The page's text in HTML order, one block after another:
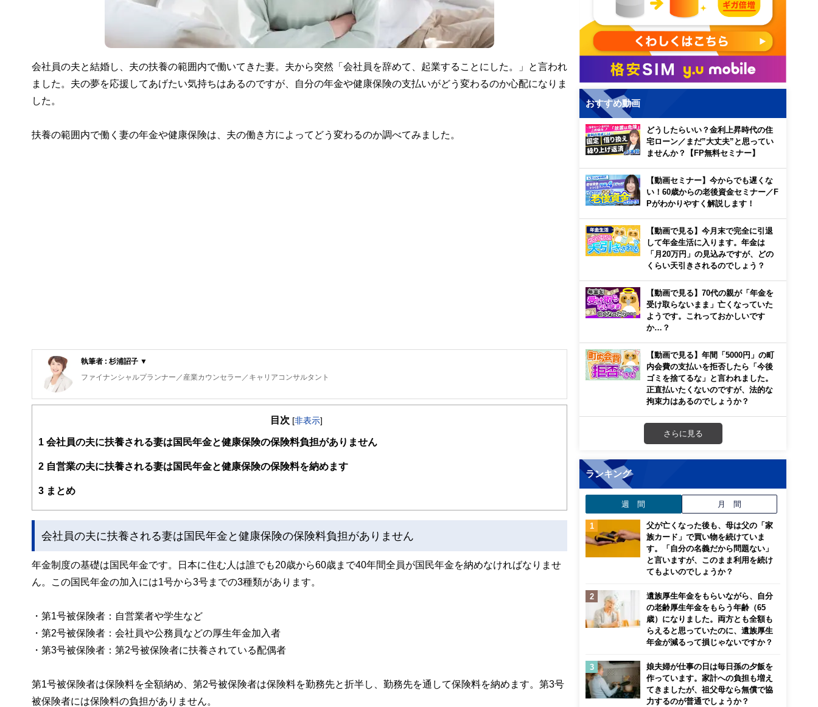
会社員の夫と結婚し、夫の扶養の範囲内で働いてきた妻。夫から突然「会社員を辞めて、起業することにした。」と言われ
ました。夫の夢を応援してあげたい気持ちはあるのですが、自分の年金や健康保険の支払いがどう変わるのか心配になりま
した。
扶養の範囲内で働く妻の年金や健康保険は、夫の働き方によってどう変わるのか調べてみました。
執筆者 : 杉浦詔子 ▼
ファイナンシャルプランナー／産業カウンセラー／キャリアコンサルタント
「働く人たちを応援するファイナンシャルプランナー／カウンセラー」として、働くことを考えている方からリタイアされた方を含めた働く人た
２０１３年よりファイナンシャルカウンセラーとして活動しています。
目次 [非表示]
1 会社員の夫に扶養される妻は国民年金と健康保険の保険料負担がありません
2 自営業の夫に扶養される妻は国民年金と健康保険の保険料を納めます
3 まとめ
会社員の夫に扶養される妻は国民年金と健康保険の保険料負担がありません
年金制度の基礎は国民年金です。日本に住む人は誰でも20歳から60歳まで40年間全員が国民年金を納めなければなりませ
ん。この国民年金の加入には1号から3号までの3種類があります。
・第1号被保険者：自営業者や学生など
・第2号被保険者：会社員や公務員などの厚生年金加入者
・第3号被保険者：第2号被保険者に扶養されている配偶者
第1号被保険者は保険料を全額納め、第2号被保険者は保険料を勤務先と折半し、勤務先を通して保険料を納めます。第3号
被保険者には保険料の負担がありません。
おすすめ動画
どうしたらいい？金利上昇時代の住
宅ローン／まだ”大丈夫”と思ってい
ませんか？【FP無料セミナー】
【動画セミナー】今からでも遅くな
い！60歳からの老後資金セミナー／F
Pがわかりやすく解説します！
【動画で見る】今月末で完全に引退
して年金生活に入ります。年金は
「月20万円」の見込みですが、どの
くらい天引きされるのでしょう？
【動画で見る】70代の親が「年金を
受け取らないまま」亡くなっていた
ようです。これっておかしいです
か…？
【動画で見る】年間「5000円」の町
内会費の支払いを拒否したら「今後
ゴミを捨てるな」と言われました。
正直払いたくないのですが、法的な
拘束力はあるのでしょうか？
さらに見る
ランキング
週 間 月 間
父が亡くなった後も、母は父の「家
族カード」で買い物を続けていま
す。「自分の名義だから問題ない」
と言いますが、このまま利用を続け
てもよいのでしょうか？
遺族厚生年金をもらいながら、自分
の老齢厚生年金をもらう年齢（65
歳）になりました。両方とも全額も
らえると思っていたのに、遺族厚生
年金が減るって損じゃないですか？
娘夫婦が仕事の日は毎日孫の夕飯を
作っています。家計への負担も増え
てきましたが、祖父母なら無償で協
力するのが普通でしょうか？